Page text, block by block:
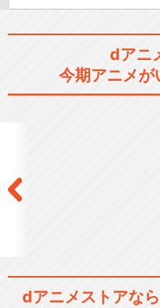
dアニ
今期アニメが
dアニメストアなら